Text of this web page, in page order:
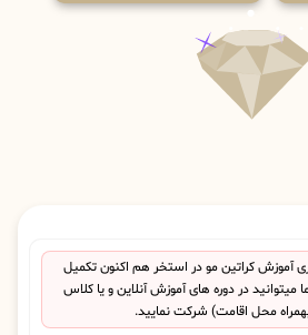
آموزش کراتین مو در استخر هم اکنون تکمیل
در دوره های آموزش آنلاین و یا کلاس
محل اقامت) شرکت نمایید.